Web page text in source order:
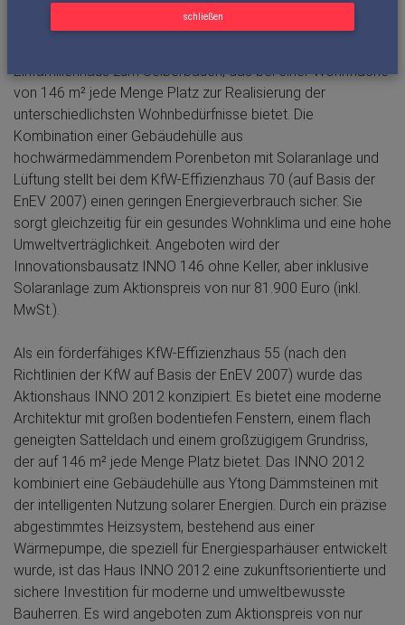
schließen
Das neue Aktionshaus INNO 146 setzt moderne Akzente
und besticht durch einen einfachen und klaren Grundriss.
Einfamilienhaus zum Selberbauen, das bei einer Wohnfläche
von 146 m² jede Menge Platz zur Realisierung der
unterschiedlichsten Wohnbedürfnisse bietet. Die
Kombination einer Gebäudehülle aus
hochwärmedämmendem Porenbeton mit Solaranlage und
Lüftung stellt bei dem KfW-Effizienzhaus 70 (auf Basis der
EnEV 2007) einen geringen Energieverbrauch sicher. Sie
sorgt gleichzeitig für ein gesundes Wohnklima und eine hohe
Umweltverträglichkeit. Angeboten wird der
Innovationsbausatz INNO 146 ohne Keller, aber inklusive
Solaranlage zum Aktionspreis von nur 81.900 Euro (inkl.
MwSt.).
Als ein förderfähiges KfW-Effizienzhaus 55 (nach den
Richtlinien der KfW auf Basis der EnEV 2007) wurde das
Aktionshaus INNO 2012 konzipiert. Es bietet eine moderne
Architektur mit großen bodentiefen Fenstern, einem flach
geneigten Satteldach und einem großzügigem Grundriss,
der auf 146 m² jede Menge Platz bietet. Das INNO 2012
kombiniert eine Gebäudehülle aus Ytong Dämmsteinen mit
der intelligenten Nutzung solarer Energien. Durch ein präzise
abgestimmtes Heizsystem, bestehend aus einer
Wärmepumpe, die speziell für Energiesparhäuser entwickelt
wurde, ist das Haus INNO 2012 eine zukunftsorientierte und
sichere Investition für moderne und umweltbewusste
Bauherren. Es wird angeboten zum Aktionspreis von nur